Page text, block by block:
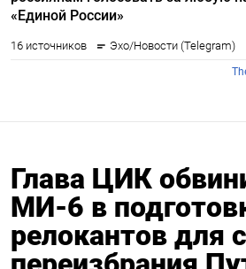
Глава ЦИК
МИ-6 в
релокантов для